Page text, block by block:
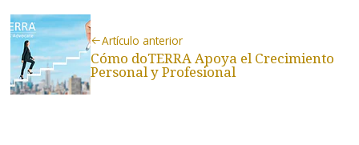
Artículo anterior
Cómo doTERRA Apoya el Crecimiento
Personal y Profesional